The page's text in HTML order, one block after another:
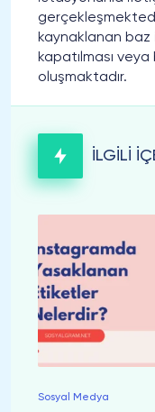
kaynaklanan
kapatılması
oluşmaktadır.
İLGİLİ
Sosyal Medya